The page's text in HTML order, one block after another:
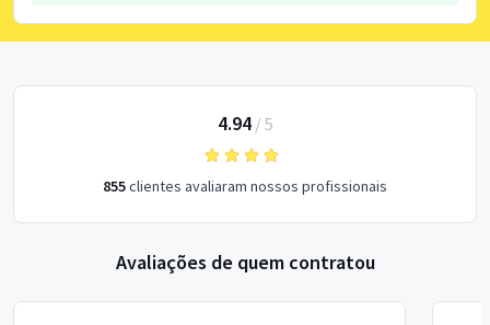
4.94/ 5
855clientes avaliaram nossos profissionais
Avaliações de quem contratou